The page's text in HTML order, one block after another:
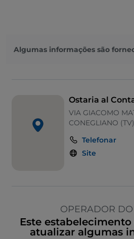
Parque de estacionamento
Área de fumadores
Algumas informações são
Ostaria al
VIA GIACOMO
CONEGLIANO (TV)
Telefonar
Site
OPERADOR DO
Este estabelecimento
atualizar algumas